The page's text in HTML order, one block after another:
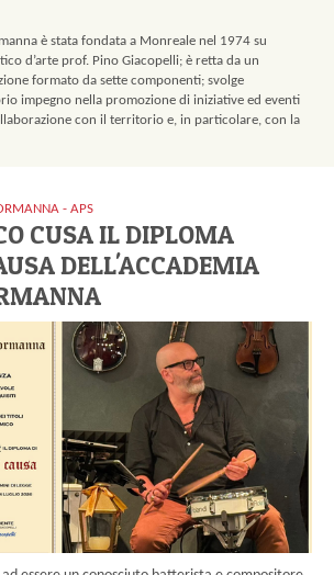
è stata fondata a Monreale nel 1974 su
d’arte prof. Pino Giacopelli; è retta da un
formato da sette componenti; svolge
impegno nella promozione di iniziative ed eventi
con il territorio e, in particolare, con la
- APS
CUSA IL DIPLOMA
DELL'ACCADEMIA